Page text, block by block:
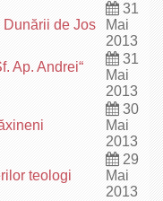
de Jos
31
Mai
2013
Ap. Andrei“
31
Mai
2013
30
Mai
2013
teologi
29
Mai
2013